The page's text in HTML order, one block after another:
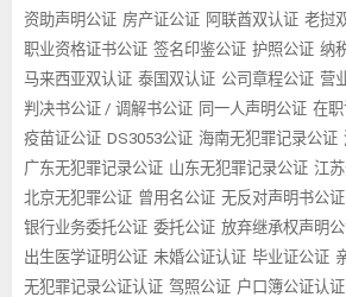
资助声明公证 房产证公证 阿联酋双认证 老挝
职业资格证书公证 签名印鉴公证 护照公证 纳
马来西亚双认证 泰国双认证 公司章程公证 营
判决书公证 / 调解书公证 同一人声明公证 在
疫苗证公证 DS3053公证 海南无犯罪记录公证
广东无犯罪记录公证 山东无犯罪记录公证 江
北京无犯罪公证 曾用名公证 无反对声明书公证
银行业务委托公证 委托公证 放弃继承权声明
出生医学证明公证 未婚公证认证 毕业证公证
无犯罪记录公证认证 驾照公证 户口簿公证认证